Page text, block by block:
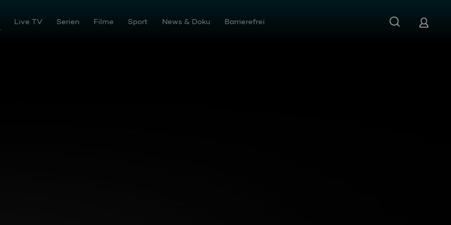
Live TV Serien Filme Sport News & Doku Barrierefrei